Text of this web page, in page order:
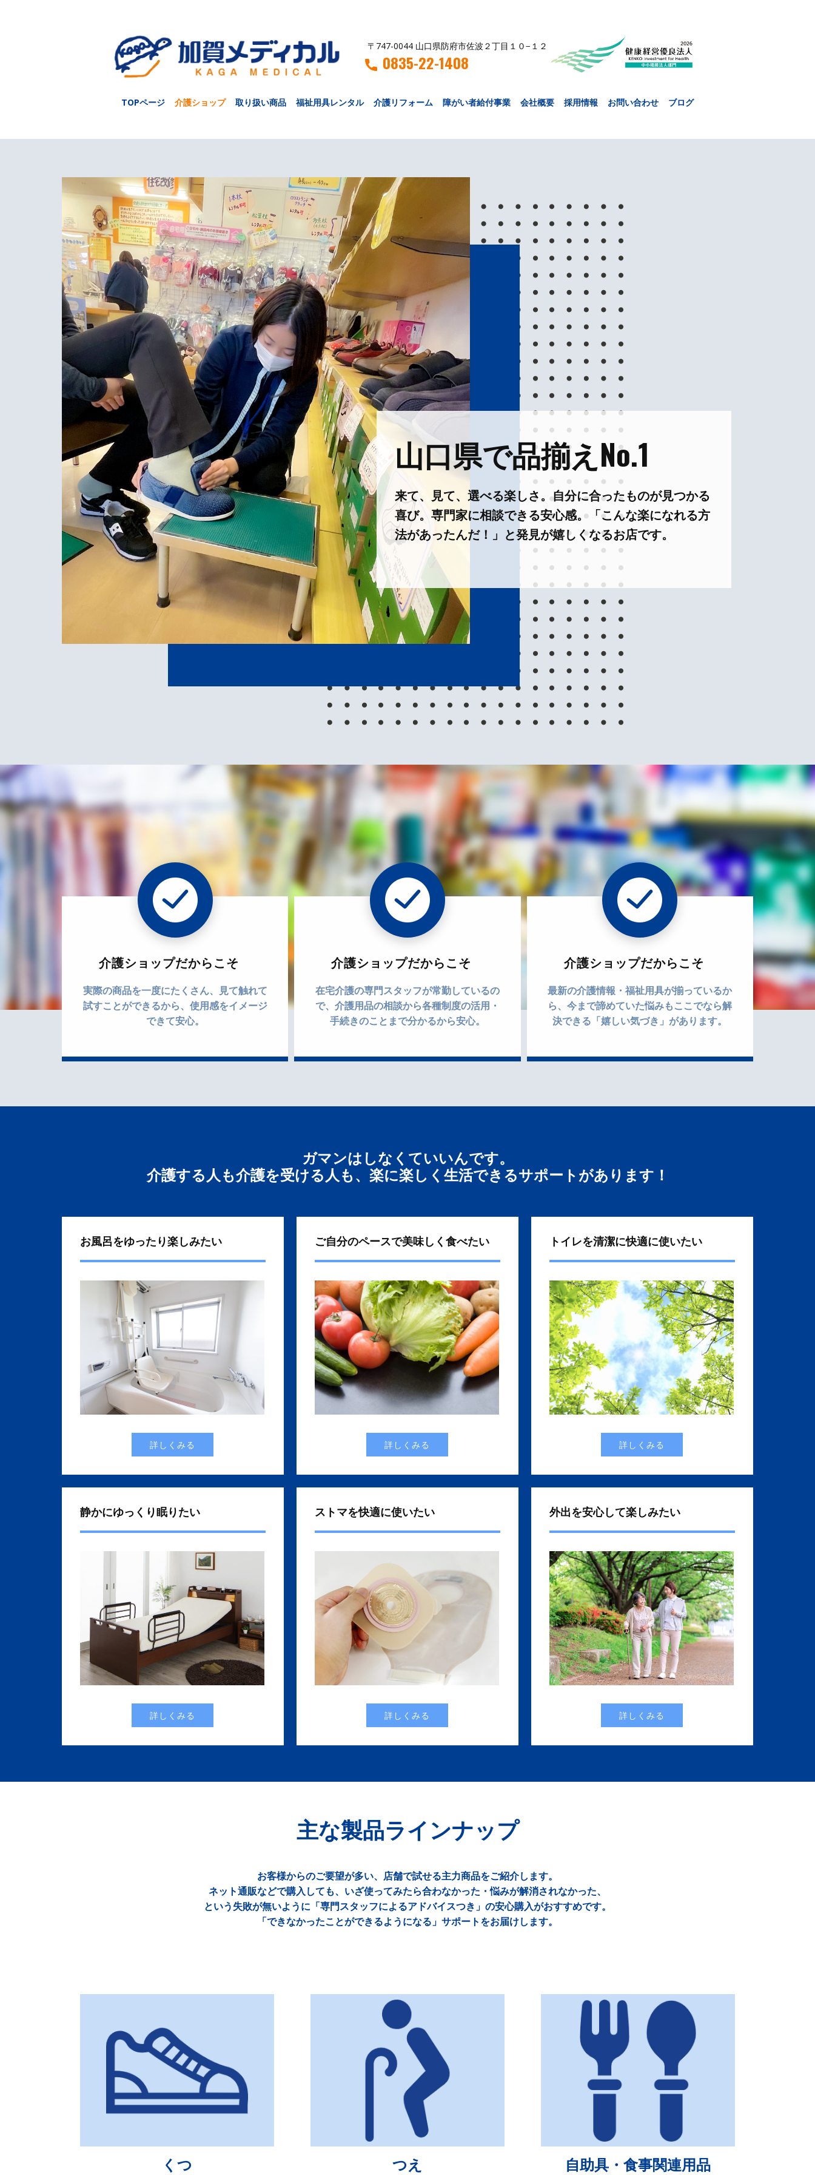
〒747-0044 山口県防府市佐波２丁目１０−１２
0835-22-1408
TOPページ 介護ショップ 取り扱い商品 福祉用具レンタル 介護リフォーム 障がい者給付事業 会社概要 採用情報 お問い合わせ ブログ
山口県で品揃えNo.1
来て、見て、選べる楽しさ。自分に合ったものが見つかる
喜び。専門家に相談できる安心感。「こんな楽になれる方
法があったんだ！」と発見が嬉しくなるお店です。
介護ショップだからこそ
実際の商品を一度にたくさん、見て触れて
試すことができるから、使用感をイメージ
できて安心。
介護ショップだからこそ
在宅介護の専門スタッフが常勤しているの
で、介護用品の相談から各種制度の活用・
手続きのことまで分かるから安心。
介護ショップだからこそ
最新の介護情報・福祉用具が揃っているか
ら、今まで諦めていた悩みもここでなら解
決できる「嬉しい気づき」があります。
ガマンはしなくていいんです。
介護する人も介護を受ける人も、楽に楽しく生活できるサポートがあります！
お風呂をゆったり楽しみたい
詳しくみる
ご自分のペースで美味しく食べたい
詳しくみる
トイレを清潔に快適に使いたい
詳しくみる
静かにゆっくり眠りたい
詳しくみる
ストマを快適に使いたい
詳しくみる
外出を安心して楽しみたい
詳しくみる
主な製品ラインナップ
お客様からのご要望が多い、店舗で試せる主力商品をご紹介します。
ネット通販などで購入しても、いざ使ってみたら合わなかった・悩みが解消されなかった、
という失敗が無いように「専門スタッフによるアドバイスつき」の安心購入がおすすめです。
「できなかったことができるようになる」サポートをお届けします。
くつ つえ 自助具・食事関連用品